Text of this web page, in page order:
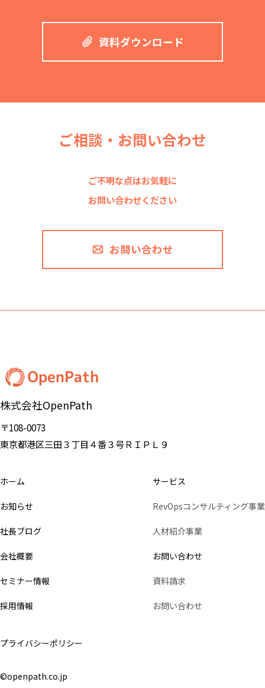
資料ダウンロード
ご相談・お問い合わせ
ご不明な点はお気軽に
お問い合わせください
お問い合わせ
株式会社OpenPath
〒108-0073
東京都港区三田３丁目４番３号ＲＩＰＬ９
ホーム
お知らせ
社長ブログ
会社概要
セミナー情報
採用情報
サービス
RevOpsコンサルティング事業
人材紹介事業
お問い合わせ
資料請求
お問い合わせ
プライバシーポリシー
©openpath.co.jp